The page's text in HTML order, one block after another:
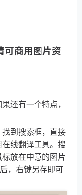
商用图片资
还有一个特点，
到搜索框，直接
线翻译工具。搜
放在中意的图片
，右键另存即可